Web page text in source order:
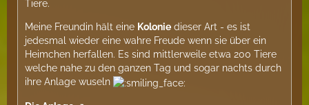
Tiere.
Meine Freundin hält eine Kolonie dieser Art - es ist
jedesmal wieder eine wahre Freude wenn sie über ein
Heimchen herfallen. Es sind mittlerweile etwa 200 Tiere
welche nahe zu den ganzen Tag und sogar nachts durch
ihre Anlage wuseln